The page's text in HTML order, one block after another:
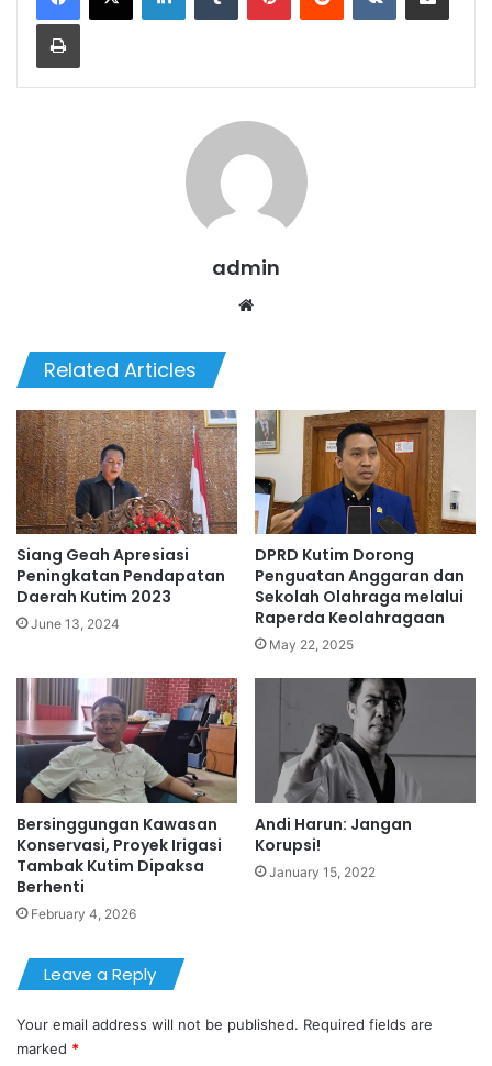
admin
Related Articles
Siang Geah Apresiasi
Peningkatan Pendapatan
Daerah Kutim 2023
June 13, 2024
DPRD Kutim Dorong
Penguatan Anggaran dan
Sekolah Olahraga melalui
Raperda Keolahragaan
May 22, 2025
Bersinggungan Kawasan
Konservasi, Proyek Irigasi
Tambak Kutim Dipaksa
Berhenti
February 4, 2026
Andi Harun: Jangan
Korupsi!
January 15, 2022
Leave a Reply
Your email address will not be published. Required fields are
marked *